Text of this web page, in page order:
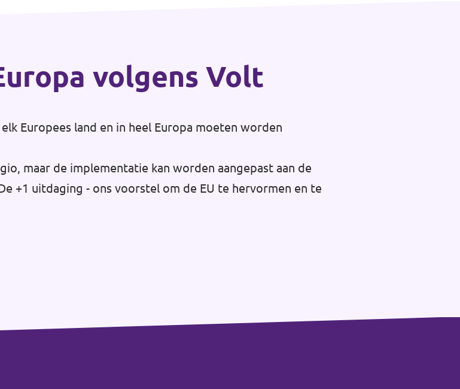
volgens Volt
Europees land en in heel Europa moeten worden
maar de implementatie kan worden aangepast aan de
+1 uitdaging - ons voorstel om de EU te hervormen en te